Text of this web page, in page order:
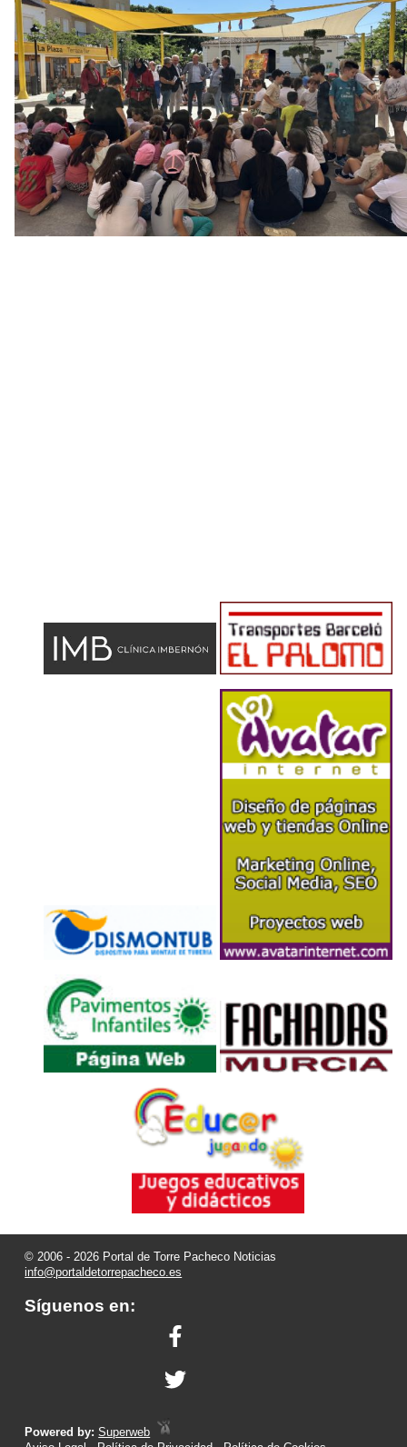
© 2006 - 2026 Portal de Torre Pacheco Noticias
info@portaldetorrepacheco.es
Síguenos en:
Powered by:Superweb